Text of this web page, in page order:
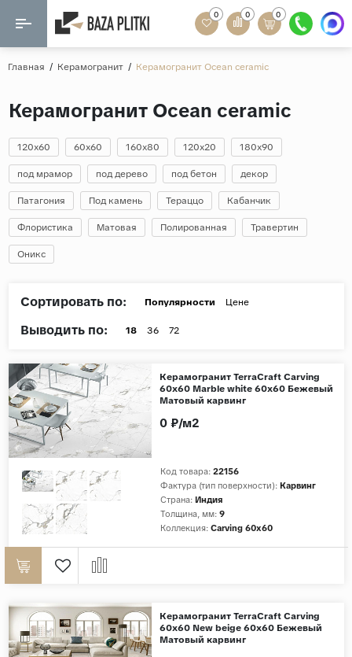
Назад Назад
60x120
60х60
20x120
80x160
20x90
Дерево
Поверхность
Сатинированная
Мозаика
Кварц-винил
Ламинат
0 0 0
Главная / Керамогранит / Керамогранит Ocean ceramic
Керамогранит Ocean ceramic
120x60 60x60 160x80 120x20 180x90
под мрамор под дерево под бетон декор
Патагония Под камень Тераццо Кабанчик
Флористика Матовая Полированная Травертин
Оникс
Сортировать по: Популярности Цене
Выводить по: 18 36 72
Керамогранит TerraCraft Carving
60x60 Marble white 60x60 Бежевый
Матовый карвинг
Код товара: 22156
Фактура (тип поверхности): Карвинг
Страна: Индия
Толщина, мм: 9
Коллекция: Carving 60x60
0 ₽/м2
Керамогранит TerraCraft Carving
60x60 New beige 60x60 Бежевый
Матовый карвинг